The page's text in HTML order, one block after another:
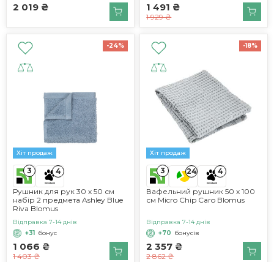
2 019 ₴ 1 491 ₴
1 929 ₴
Хіт продаж
3 4
Рушник для рук 30 х 50 см
набір 2 предмета Ashley Blue
Riva Blomus
-24%
1 066 ₴
1 403 ₴
Відправка 7-14 днів
+31
бонус
Хіт продаж
3 24 4
Вафельний рушник 50 х 100
см Micro Chip Caro Blomus
-18%
2 357 ₴
2 862 ₴
Відправка 7-14 днів
+70 бонусів